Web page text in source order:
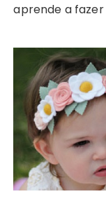
aprende a fazer